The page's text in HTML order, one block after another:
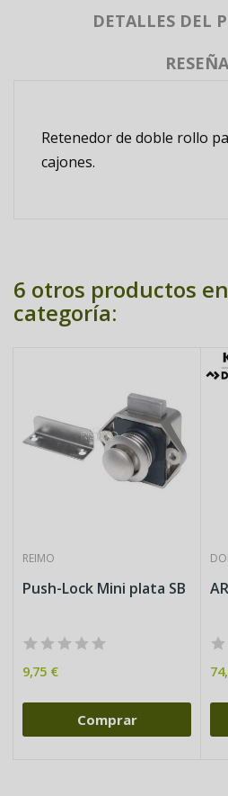
DETALLES DEL
Retenedor de doble rollo
cajones.
6 otros productos
categoría:
REIMO
Push-Lock Mini plata SB
9,75 €
Comprar